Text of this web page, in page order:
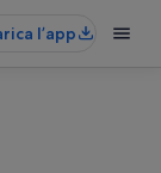
l’app